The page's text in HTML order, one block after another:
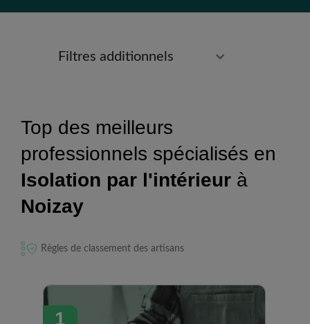
Filtres additionnels
Top des meilleurs
professionnels spécialisés en
Isolation par l'intérieur à
Noizay
Règles de classement des artisans
1